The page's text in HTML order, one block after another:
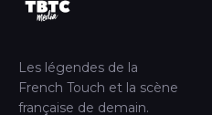
Les légendes de la
French Touch et la scène
française de demain.